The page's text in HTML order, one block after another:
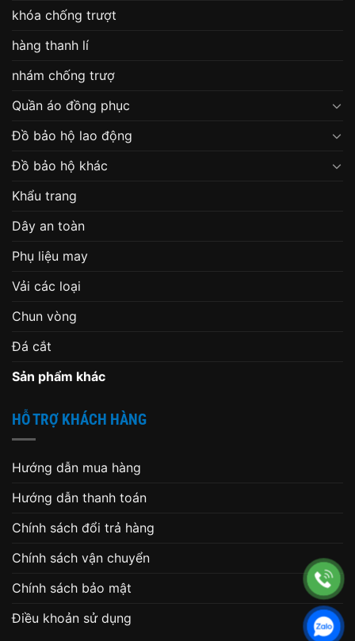
khóa chống trượt
hàng thanh lí
nhám chống trượ
Quần áo đồng phục
Đồ bảo hộ lao động
Đồ bảo hộ khác
Khẩu trang
Dây an toàn
Phụ liệu may
Vải các loại
Chun vòng
Đá cắt
Sản phẩm khác
HỖ TRỢ KHÁCH HÀNG
Hướng dẫn mua hàng
Hướng dẫn thanh toán
Chính sách đổi trả hàng
Chính sách vận chuyển
Chính sách bảo mật
Điều khoản sử dụng